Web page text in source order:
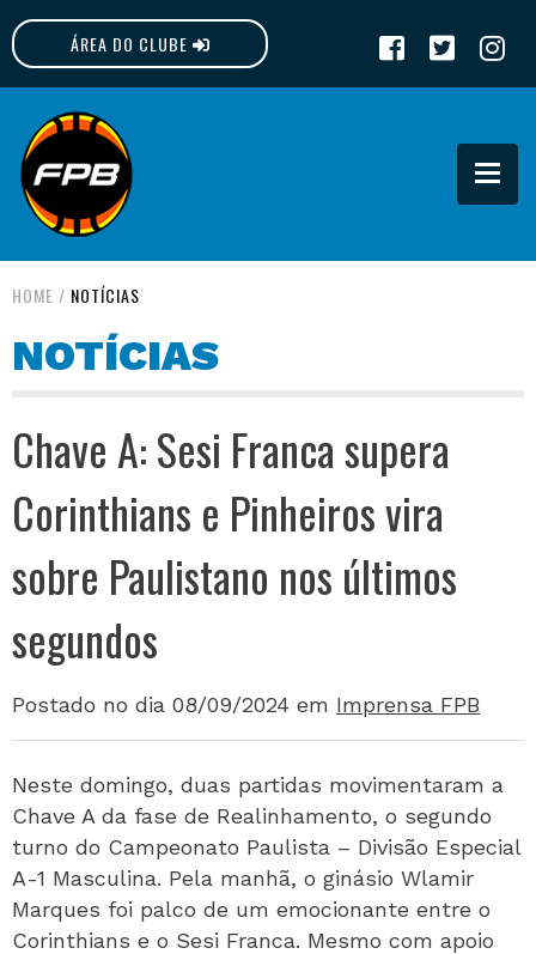
ÁREA DO CLUBE
FPB
HOME / NOTÍCIAS
NOTÍCIAS
Chave A: Sesi Franca supera
Corinthians e Pinheiros vira
sobre Paulistano nos últimos
segundos
Postado no dia 08/09/2024 em Imprensa FPB
Neste domingo, duas partidas movimentaram a
Chave A da fase de Realinhamento, o segundo
turno do Campeonato Paulista – Divisão Especial
A-1 Masculina. Pela manhã, o ginásio Wlamir
Marques foi palco de um emocionante entre o
Corinthians e o Sesi Franca. Mesmo com apoio